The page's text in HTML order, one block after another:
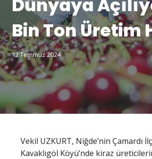
Dünyaya
Bin Ton Üretim
12 Temmuz 2024
Vekil UZKURT, Niğde’nin Çamardı
Kavaklıgöl Köyü’nde kiraz